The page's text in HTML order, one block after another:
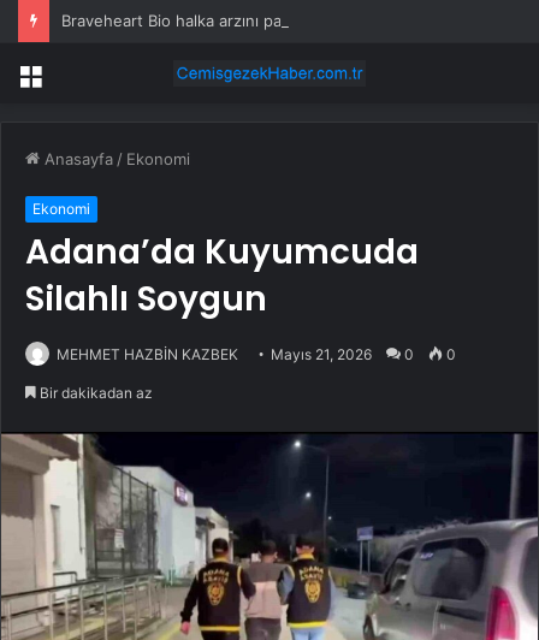
Menü
Anasayfa / Ekonomi
Ekonomi
Adana’da Kuyumcuda
Silahlı Soygun
MEHMET HAZBİN KAZBEK Mayıs 21, 2026 0 0
Bir dakikadan az